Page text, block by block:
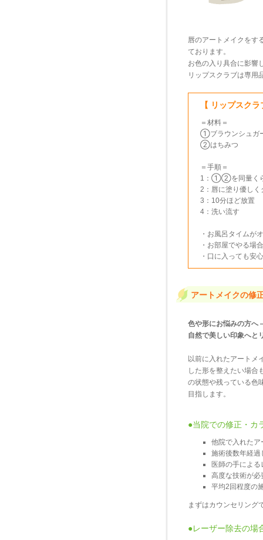
唇のアートメイクをす
ております。
お色の入り具合に影響
リップスクラブは専用
【 リップスク
＝材料＝
①ブラウンシュガ
②はちみつ
＝手順＝
1：①②を同量く
2：唇に塗り優し
3：10分ほど放置
4：洗い流す
・お風呂タイムが
・お部屋でやる場
・口に入っても安
アートメイクの修
色や形にお悩みの方へ
自然で美しい印象へと
以前に入れたアートメ
した形を整えたい場合
の状態や残っている色
目指します。
●当院での修正・カ
他院で入れたア
施術後数年経過
医師の手によ
高度な技術が必
平均2回程度の
まずはカウンセリング
●レーザー除去の場